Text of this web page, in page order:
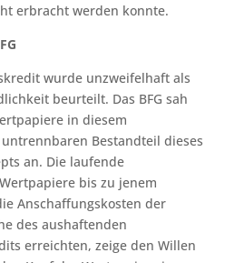
erbracht werden konnte.
wurde unzweifelhaft als
beurteilt. Das BFG sah
in diesem
Bestandteil dieses
an. Die laufende
bis zu jenem
Anschaffungskosten der
des aushaftenden
erreichten, zeige den Willen